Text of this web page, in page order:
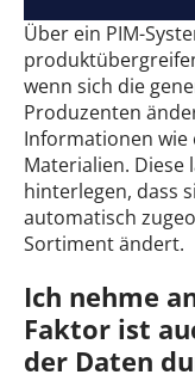
Über ein PIM-
wenn sich die
Produzenten
Informationen wie
Materialien. Diese
hinterlegen, dass
automatisch
Sortiment ändert.
Ich nehme
Faktor ist
der Daten